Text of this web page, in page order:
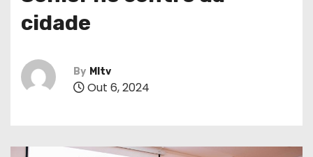
cidade
By MItv
Out 6, 2024